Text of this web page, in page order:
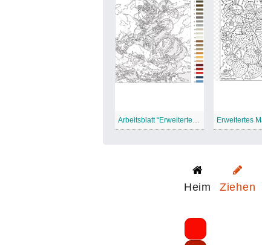
Arbeitsblatt “Erweitertes Malen nach Zahlen”
Heim Ziehen